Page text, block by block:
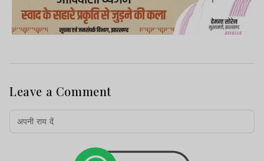
Leave a Comment